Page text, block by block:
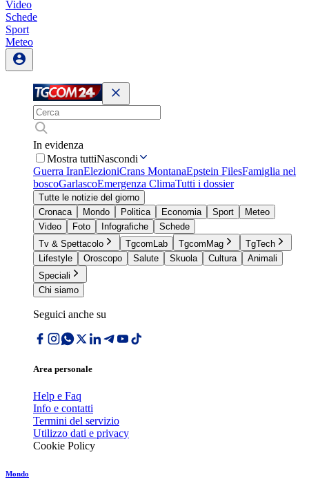
Video
Schede
Sport
Meteo
In evidenza
Mostra tuttiNascondi
Guerra IranElezioniCrans MontanaEpstein FilesFamiglia nel
boscoGarlascoEmergenza ClimaTutti i dossier
Tutte le notizie del giorno
Cronaca
Mondo Politica Economia Sport
Meteo
Video
Foto Infografiche
Schede
Tv & Spettacolo
TgcomLab TgcomMag
TgTech
Lifestyle
Oroscopo Salute Skuola Cultura
Animali
Speciali
Chi siamo
Seguici anche su
Area personale
Help e Faq
Info e contatti
Termini del servizio
Utilizzo dati e privacy
Cookie Policy
Mondo